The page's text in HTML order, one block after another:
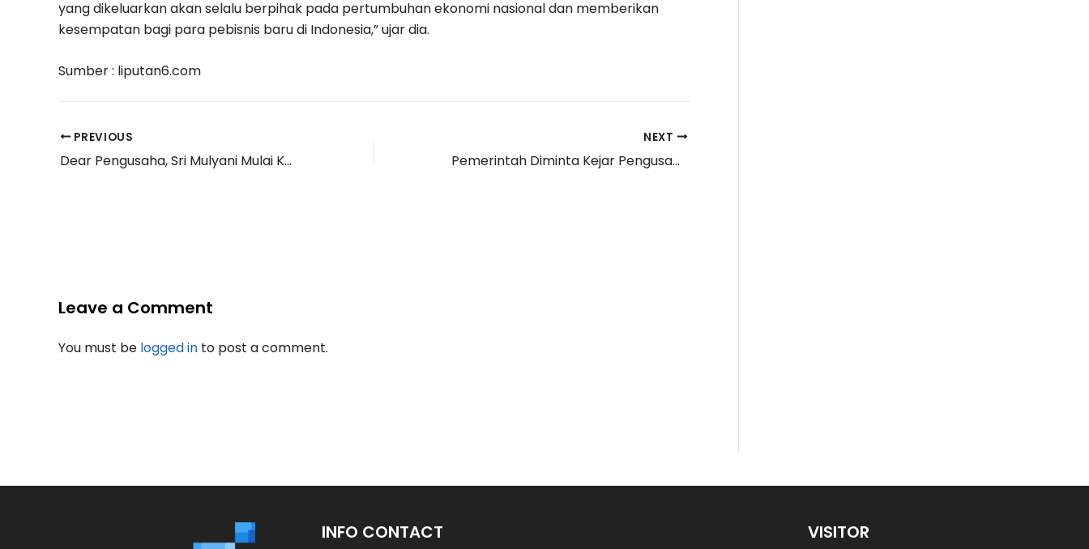
yang dikeluarkan akan selalu berpihak pada pertumbuhan ekonomi nasional dan memberikan
kesempatan bagi para pebisnis baru di Indonesia,” ujar dia.
Sumber : liputan6.com
PREVIOUS
Dear Pengusaha, Sri Mulyani Mulai Kaji Penurunan Tarif PPh Badan
NEXT
Pemerintah Diminta Kejar Pengusaha yang Belum Taat Bayar Pajak
Leave a Comment
You must be logged in to post a comment.
INFO CONTACT VISITOR